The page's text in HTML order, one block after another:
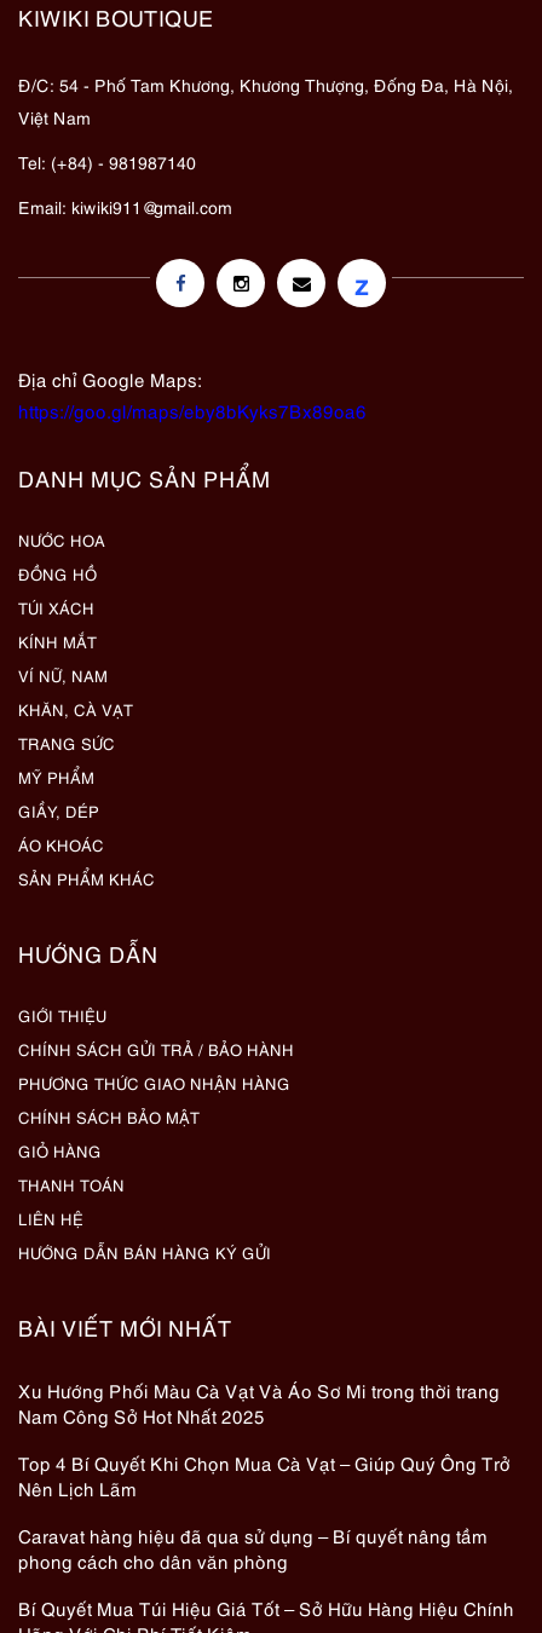
KIWIKI BOUTIQUE
Đ/C: 54 - Phố Tam Khương, Khương Thượng, Đống Đa, Hà Nội,
Việt Nam
Tel: (+84) - 981987140
Email: kiwiki911@gmail.com
z
Địa chỉ Google Maps:
https://goo.gl/maps/eby8bKyks7Bx89oa6
DANH MỤC SẢN PHẨM
NƯỚC HOA
ĐỒNG HỒ
TÚI XÁCH
KÍNH MẮT
VÍ NỮ, NAM
KHĂN, CÀ VẠT
TRANG SỨC
MỸ PHẨM
GIẦY, DÉP
ÁO KHOÁC
SẢN PHẨM KHÁC
HƯỚNG DẪN
GIỚI THIỆU
CHÍNH SÁCH GỬI TRẢ / BẢO HÀNH
PHƯƠNG THỨC GIAO NHẬN HÀNG
CHÍNH SÁCH BẢO MẬT
GIỎ HÀNG
THANH TOÁN
LIÊN HỆ
HƯỚNG DẪN BÁN HÀNG KÝ GỬI
BÀI VIẾT MỚI NHẤT
Xu Hướng Phối Màu Cà Vạt Và Áo Sơ Mi trong thời trang
Nam Công Sở Hot Nhất 2025
Top 4 Bí Quyết Khi Chọn Mua Cà Vạt – Giúp Quý Ông Trở
Nên Lịch Lãm
Caravat hàng hiệu đã qua sử dụng – Bí quyết nâng tầm
phong cách cho dân văn phòng
Bí Quyết Mua Túi Hiệu Giá Tốt – Sở Hữu Hàng Hiệu Chính